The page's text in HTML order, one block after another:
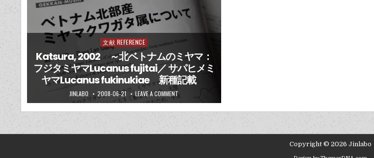
Posted
in
文献 REFERENCE
Katsura, 2002 ～北ベトナムのミヤマ：
フジタミヤマLucanus fujitai／ サパヒメミ
ヤマLucanus fukinukiae 新種記載
JINLABO 2008-06-21 LEAVE A COMMENT
Copyright © 2026 Jinlabo